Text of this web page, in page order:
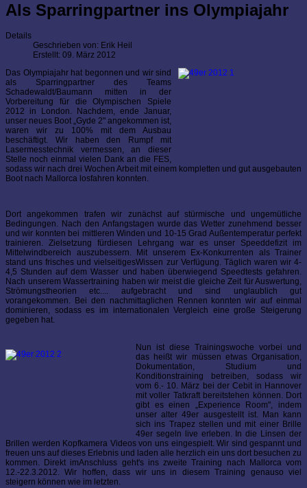
Als Sparringpartner ins Olympiajahr
Details
Geschrieben von: Erik Heil
Erstellt: 09. März 2012
Das Olympiajahr hat begonnen und wir sind
als Sparringpartner des Teams
Schadewaldt/Baumann mitten in der
Vorbereitung für die Olympischen Spiele
2012 in London. Nachdem, ende Januar,
unser neues Boot „Gyde 2" angekommen ist,
waren wir zu 100% mit dem Ausbau
beschäftigt. Wir haben den Rumpf mit
Lasermesstechnik vermessen, an dieser
Stelle noch einmal vielen Dank an die FES,
sodass wir nach drei Wochen Arbeit mit einem kompletten und gut ausgebauten
Boot nach Mallorca losfahren konnten.
Dort angekommen trafen wir zunächst auf stürmische und ungemütliche
Bedingungen. Nach den Anfangstagen wurde das Wetter zunehmend besser
und wir konnten bei mittleren Winden und 10-15 Grad Außentemperatur perfekt
trainieren. Zielsetzung fürdiesen Lehrgang war es unser Speeddefizit im
Mittelwindbereich auszubessern. Mit unserem Ex-Konkurrenten als Trainer
stand uns frisches und vielseitigesWissen zur Verfügung. Täglich waren wir 4-
4,5 Stunden auf dem Wasser und haben überwiegend Speedtests gefahren.
Nach unserem Wassertraining haben wir meist die gleiche Zeit für Auswertung,
Strömungstheorien etc.... aufgebracht und sind unglaublich gut
vorangekommen. Bei den nachmittaglichen Rennen konnten wir auf einmal
dominieren, sodass es im internationalen Vergleich eine große Steigerung
gegeben hat.
Nun ist diese Trainingswoche vorbei und
das heißt wir müssen etwas Organisation,
Dokumentation, Studium und
Konditionstraining betreiben, sodass wir
vom 6.- 10. März bei der Cebit in Hannover
mit voller Tatkraft bereitstehen können. Dort
gibt es einen „Experience Room", indem
unser alter 49er ausgestellt ist. Man kann
sich ins Trapez stellen und mit einer Brille
49er segeln live erleben. In die Linsen der
Brillen werden Kopfkamera Videos von uns eingespielt. Wir sind gespannt und
freuen uns auf dieses Erlebnis und laden alle herzlich ein uns dort besuchen zu
kommen. Direkt imAnschluss geht's ins zweite Training nach Mallorca vom
12.-22.3.2012. Wir hoffen, dass wir uns in diesem Training genauso viel
steigern können wie im letzten.